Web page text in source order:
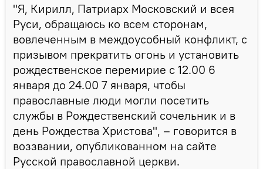
"Я, Кирилл, Патриарх Московский и всея
Руси, обращаюсь ко всем сторонам,
вовлеченным в междоусобный конфликт, с
призывом прекратить огонь и установить
рождественское перемирие с 12.00 6
января до 24.00 7 января, чтобы
православные люди могли посетить
службы в Рождественский сочельник и в
день Рождества Христова", – говорится в
воззвании, опубликованном на сайте
Русской православной церкви.